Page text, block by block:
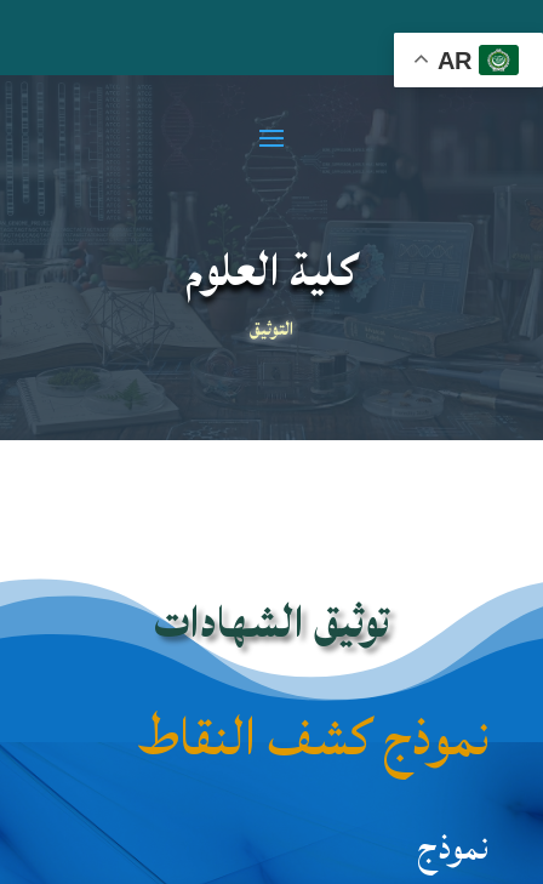
AR
كلية العلوم
التوثيق
توثيق الشهادات
نموذج كشف النقاط
نموذج